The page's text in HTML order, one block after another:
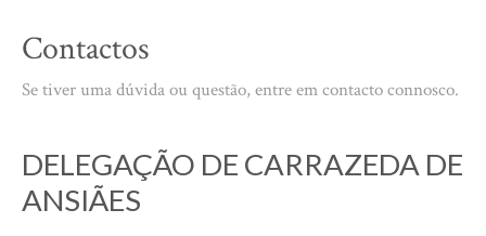
Contactos
Se tiver uma dúvida ou questão, entre em contacto connosco.
DELEGAÇÃO DE CARRAZEDA DE
ANSIÃES